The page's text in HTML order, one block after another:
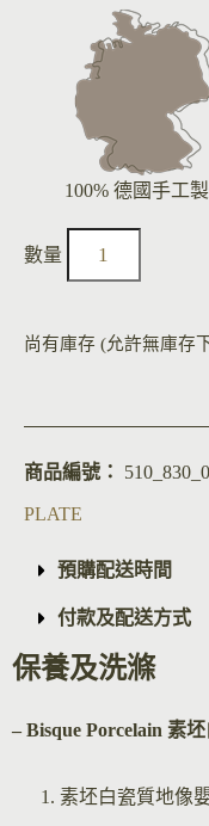
100% 德國手工
尚有庫存 (允許無庫存
商品編號：
PLATE
預購配送時間
付款及配送方式
保養及洗滌
– Bisque Porcelain 素
素坯白瓷質地像